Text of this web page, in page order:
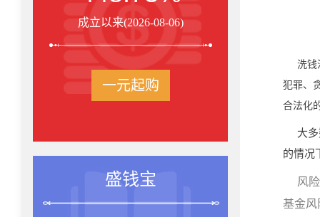
成立以来(2026-08-06)
一元起购
盛钱宝
洗
犯罪、
合法化
大
的情况
风
基金风